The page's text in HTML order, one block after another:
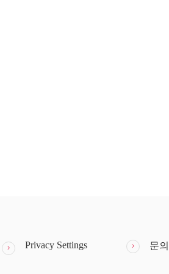
Privacy Settings 문